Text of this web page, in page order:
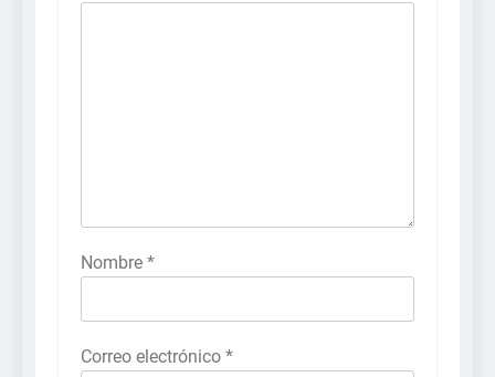
Nombre *
Correo electrónico *